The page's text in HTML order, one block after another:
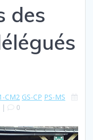
des
CM2 GS-CP PS-MS
0